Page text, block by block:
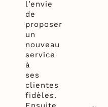
l’envie
de
proposer
un
nouveau
service
à
ses
clientes
fidèles.